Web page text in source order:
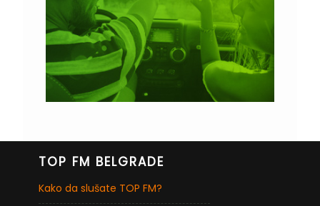
TOP FM BELGRADE
Kako da slušate TOP FM?